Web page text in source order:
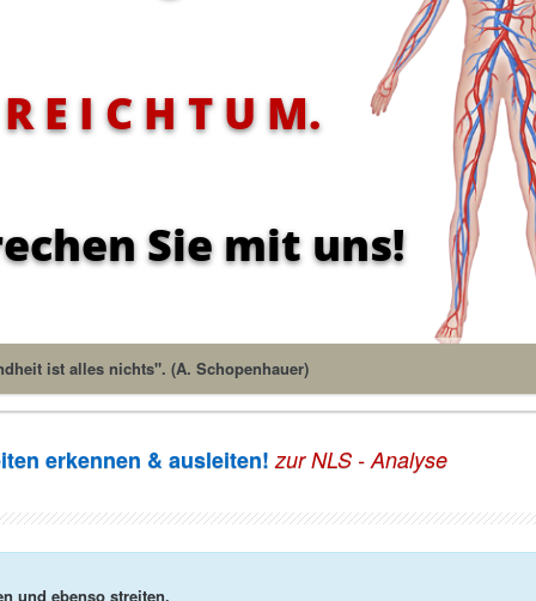
R E I C H T U M.
Sie mit uns!
ist alles nichts". (A. Schopenhauer)
erkennen & ausleiten! zur NLS - Analyse
und ebenso streiten.